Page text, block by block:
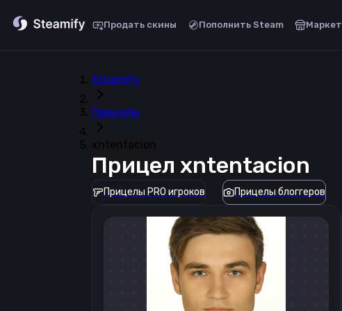
Продать скины Пополнить Steam Маркет
Steamify
Прицелы
xntentacion
Прицел xntentacion
Прицелы PRO игроков Прицелы блоггеров